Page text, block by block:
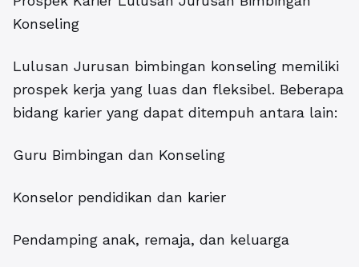
Konseling
Lulusan Jurusan bimbingan konseling memiliki
prospek kerja yang luas dan fleksibel. Beberapa
bidang karier yang dapat ditempuh antara lain:
Guru Bimbingan dan Konseling
Konselor pendidikan dan karier
Pendamping anak, remaja, dan keluarga